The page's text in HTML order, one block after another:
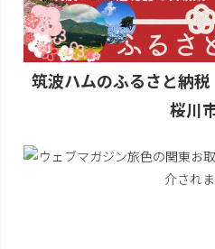
筑波ハムのふるさと納
桜川市